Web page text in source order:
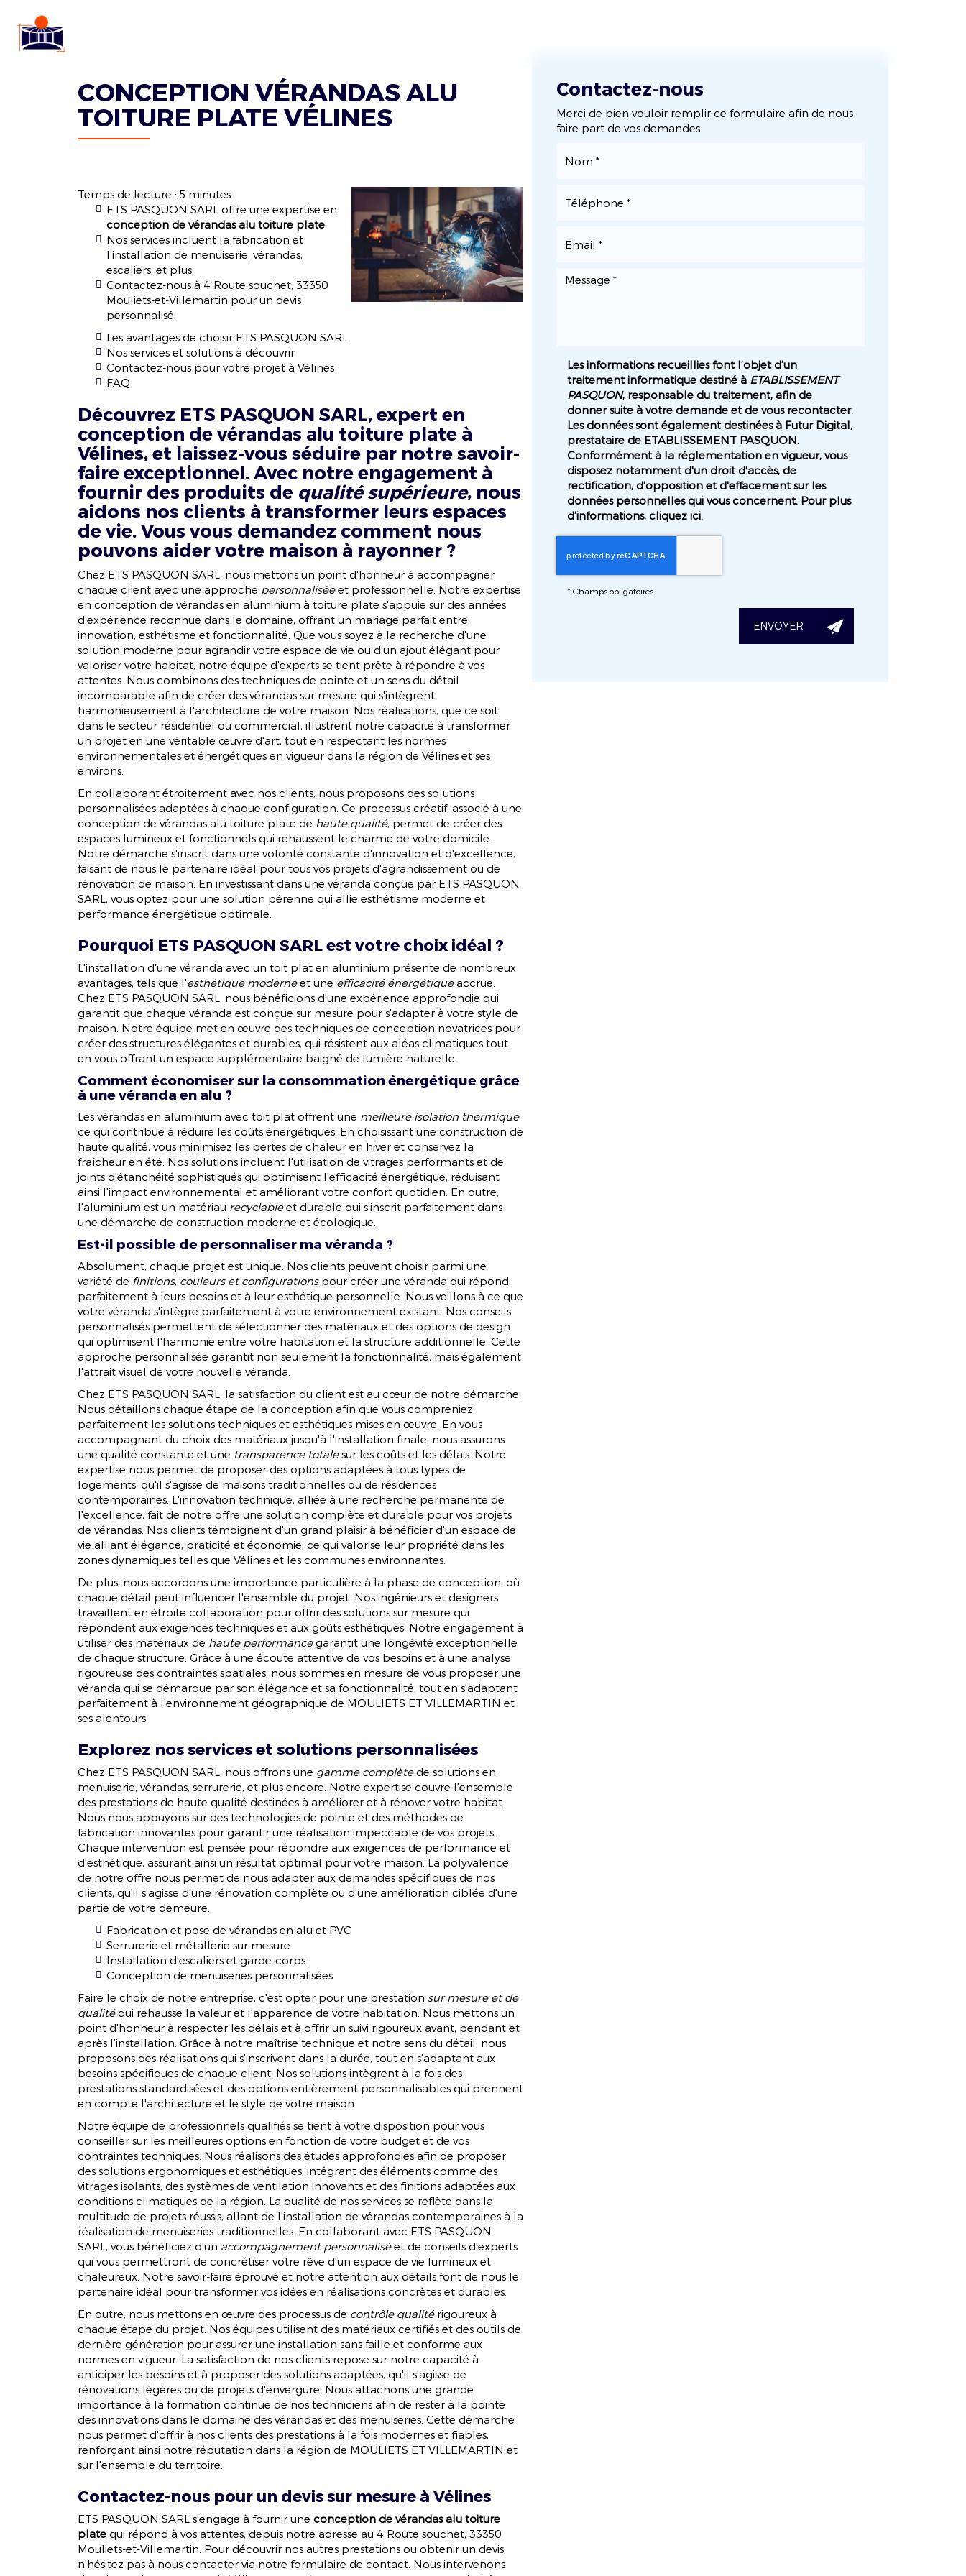
CONCEPTION VÉRANDAS ALU
TOITURE PLATE VÉLINES
APPELEZ-NOUS CONTACTEZ-NOUS
CONCEPTION VÉRANDAS ALU
TOITURE PLATE VÉLINES
Temps de lecture : 5 minutes
ETS PASQUON SARL offre une expertise en
conception de vérandas alu toiture plate.
Nos services incluent la fabrication et
l'installation de menuiserie, vérandas,
escaliers, et plus.
Contactez-nous à 4 Route souchet, 33350
Mouliets-et-Villemartin pour un devis
personnalisé.
Les avantages de choisir ETS PASQUON SARL
Nos services et solutions à découvrir
Contactez-nous pour votre projet à Vélines
FAQ
Découvrez ETS PASQUON SARL, expert en
conception de vérandas alu toiture plateà
Vélines, et laissez-vous séduire par notre savoir-
faire exceptionnel. Avec notre engagement à
fournir des produits de qualité supérieure, nous
aidons nos clients à transformer leurs espaces
de vie. Vous vous demandez comment nous
pouvons aider votre maison à rayonner ?
Chez ETS PASQUON SARL, nous mettons un point d'honneur à accompagner
chaque client avec une approche personnaliséeet professionnelle. Notre expertise
en conception de vérandas en aluminium à toiture plate s'appuie sur des années
d'expérience reconnue dans le domaine, offrant un mariage parfait entre
innovation, esthétisme et fonctionnalité. Que vous soyez à la recherche d'une
solution moderne pour agrandir votre espace de vie ou d'un ajout élégant pour
valoriser votre habitat, notre équipe d'experts se tient prête à répondre à vos
attentes. Nous combinons des techniques de pointe et un sens du détail
incomparable afin de créer des vérandas sur mesure qui s'intègrent
harmonieusement à l'architecture de votre maison. Nos réalisations, que ce soit
dans le secteur résidentiel ou commercial, illustrent notre capacité à transformer
un projet en une véritable œuvre d'art, tout en respectant les normes
environnementales et énergétiques en vigueur dans la région de Vélines et ses
environs.
En collaborant étroitement avec nos clients, nous proposons des solutions
personnalisées adaptées à chaque configuration. Ce processus créatif, associé à une
conception de vérandas alu toiture plate de haute qualité, permet de créer des
espaces lumineux et fonctionnels qui rehaussent le charme de votre domicile.
Notre démarche s'inscrit dans une volonté constante d'innovation et d'excellence,
faisant de nous le partenaire idéal pour tous vos projets d'agrandissement ou de
rénovation de maison. En investissant dans une véranda conçue par ETS PASQUON
SARL, vous optez pour une solution pérenne qui allie esthétisme moderne et
performance énergétique optimale.
Pourquoi ETS PASQUON SARL est votre choix idéal ?
L'installation d'une véranda avec un toit plat en aluminium présente de nombreux
avantages, tels que l'esthétique moderneet une efficacité énergétiqueaccrue.
Chez ETS PASQUON SARL, nous bénéficions d'une expérience approfondie qui
garantit que chaque véranda est conçue sur mesure pour s'adapter à votre style de
maison. Notre équipe met en œuvre des techniques de conception novatrices pour
créer des structures élégantes et durables, qui résistent aux aléas climatiques tout
en vous offrant un espace supplémentaire baigné de lumière naturelle.
Comment économiser sur la consommation énergétique grâce
à une véranda en alu ?
Les vérandas en aluminium avec toit plat offrent une meilleure isolation thermique,
ce qui contribue à réduire les coûts énergétiques. En choisissant une construction de
haute qualité, vous minimisez les pertes de chaleur en hiver et conservez la
fraîcheur en été. Nos solutions incluent l'utilisation de vitrages performants et de
joints d'étanchéité sophistiqués qui optimisent l'efficacité énergétique, réduisant
ainsi l'impact environnemental et améliorant votre confort quotidien. En outre,
l'aluminium est un matériau recyclableet durable qui s'inscrit parfaitement dans
une démarche de construction moderne et écologique.
Est-il possible de personnaliser ma véranda ?
Absolument, chaque projet est unique. Nos clients peuvent choisir parmi une
variété de finitions, couleurs et configurationspour créer une véranda qui répond
parfaitement à leurs besoins et à leur esthétique personnelle. Nous veillons à ce que
votre véranda s'intègre parfaitement à votre environnement existant. Nos conseils
personnalisés permettent de sélectionner des matériaux et des options de design
qui optimisent l'harmonie entre votre habitation et la structure additionnelle. Cette
approche personnalisée garantit non seulement la fonctionnalité, mais également
l'attrait visuel de votre nouvelle véranda.
Chez ETS PASQUON SARL, la satisfaction du client est au cœur de notre démarche.
Nous détaillons chaque étape de la conception afin que vous compreniez
parfaitement les solutions techniques et esthétiques mises en œuvre. En vous
accompagnant du choix des matériaux jusqu'à l'installation finale, nous assurons
une qualité constante et une transparence totalesur les coûts et les délais. Notre
expertise nous permet de proposer des options adaptées à tous types de
logements, qu'il s'agisse de maisons traditionnelles ou de résidences
contemporaines. L'innovation technique, alliée à une recherche permanente de
l'excellence, fait de notre offre une solution complète et durable pour vos projets
de vérandas. Nos clients témoignent d'un grand plaisir à bénéficier d'un espace de
vie alliant élégance, praticité et économie, ce qui valorise leur propriété dans les
zones dynamiques telles que Vélines et les communes environnantes.
De plus, nous accordons une importance particulière à la phase de conception, où
chaque détail peut influencer l'ensemble du projet. Nos ingénieurs et designers
travaillent en étroite collaboration pour offrir des solutions sur mesure qui
répondent aux exigences techniques et aux goûts esthétiques. Notre engagement à
utiliser des matériaux de haute performancegarantit une longévité exceptionnelle
de chaque structure. Grâce à une écoute attentive de vos besoins et à une analyse
rigoureuse des contraintes spatiales, nous sommes en mesure de vous proposer une
véranda qui se démarque par son élégance et sa fonctionnalité, tout en s'adaptant
parfaitement à l'environnement géographique de MOULIETS ET VILLEMARTIN et
ses alentours.
Explorez nos services et solutions personnalisées
Chez ETS PASQUON SARL, nous offrons une gamme complètede solutions en
menuiserie, vérandas, serrurerie, et plus encore. Notre expertise couvre l'ensemble
des prestations de haute qualité destinées à améliorer et à rénover votre habitat.
Nous nous appuyons sur des technologies de pointe et des méthodes de
fabrication innovantes pour garantir une réalisation impeccable de vos projets.
Chaque intervention est pensée pour répondre aux exigences de performance et
d'esthétique, assurant ainsi un résultat optimal pour votre maison. La polyvalence
de notre offre nous permet de nous adapter aux demandes spécifiques de nos
clients, qu'il s'agisse d'une rénovation complète ou d'une amélioration ciblée d'une
partie de votre demeure.
Fabrication et pose de vérandas en alu et PVC
Serrurerie et métallerie sur mesure
Installation d'escaliers et garde-corps
Conception de menuiseries personnalisées
Faire le choix de notre entreprise, c'est opter pour une prestation sur mesure et de
qualitéqui rehausse la valeur et l'apparence de votre habitation. Nous mettons un
point d'honneur à respecter les délais et à offrir un suivi rigoureux avant, pendant et
après l'installation. Grâce à notre maîtrise technique et notre sens du détail, nous
proposons des réalisations qui s'inscrivent dans la durée, tout en s'adaptant aux
besoins spécifiques de chaque client. Nos solutions intègrent à la fois des
prestations standardisées et des options entièrement personnalisables qui prennent
en compte l'architecture et le style de votre maison.
Notre équipe de professionnels qualifiés se tient à votre disposition pour vous
conseiller sur les meilleures options en fonction de votre budget et de vos
contraintes techniques. Nous réalisons des études approfondies afin de proposer
des solutions ergonomiques et esthétiques, intégrant des éléments comme des
vitrages isolants, des systèmes de ventilation innovants et des finitions adaptées aux
conditions climatiques de la région. La qualité de nos services se reflète dans la
multitude de projets réussis, allant de l'installation de vérandas contemporaines à la
réalisation de menuiseries traditionnelles. En collaborant avec ETS PASQUON
SARL, vous bénéficiez d'un accompagnement personnaliséet de conseils d'experts
qui vous permettront de concrétiser votre rêve d'un espace de vie lumineux et
chaleureux. Notre savoir-faire éprouvé et notre attention aux détails font de nous le
partenaire idéal pour transformer vos idées en réalisations concrètes et durables.
En outre, nous mettons en œuvre des processus de contrôle qualitérigoureux à
chaque étape du projet. Nos équipes utilisent des matériaux certifiés et des outils de
dernière génération pour assurer une installation sans faille et conforme aux
normes en vigueur. La satisfaction de nos clients repose sur notre capacité à
anticiper les besoins et à proposer des solutions adaptées, qu'il s'agisse de
rénovations légères ou de projets d'envergure. Nous attachons une grande
importance à la formation continue de nos techniciens afin de rester à la pointe
des innovations dans le domaine des vérandas et des menuiseries. Cette démarche
nous permet d'offrir à nos clients des prestations à la fois modernes et fiables,
renforçant ainsi notre réputation dans la région de MOULIETS ET VILLEMARTIN et
sur l'ensemble du territoire.
Contactez-nous pour un devis sur mesure à Vélines
ETS PASQUON SARL s'engage à fournir une conception de vérandas alu toiture
platequi répond à vos attentes, depuis notre adresse au 4 Route souchet, 33350
Mouliets-et-Villemartin. Pour découvrir nos autres prestations ou obtenir un devis,
n'hésitez pas à nous contacter via notre formulaire de contact. Nous intervenons
Contactez-nous
Merci de bien vouloir remplir ce formulaire afin de nous
faire part de vos demandes.
Les informations recueillies font l’objet d’un
traitement informatique destiné àETABLISSEMENT
PASQUON, responsable du traitement, afin de
donner suite à votre demande et de vous recontacter.
Les données sont également destinées à Futur Digital,
prestataire de ETABLISSEMENT PASQUON.
Conformément à la réglementation en vigueur, vous
disposez notamment d'un droit d'accès, de
rectification, d'opposition et d'effacement sur les
données personnelles qui vous concernent. Pour plus
d’informations, cliquez ici.
* Champs obligatoires